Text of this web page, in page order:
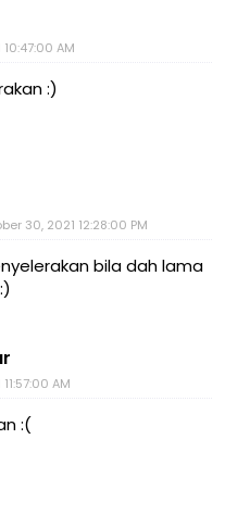
AM
:)
30, 2021 12:28:00 PM
bila dah lama
AM
:(